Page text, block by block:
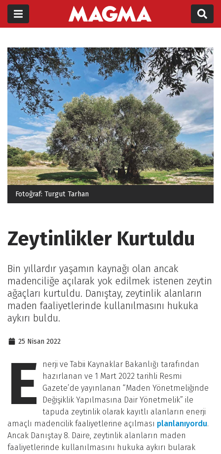
Fotoğraf: Turgut Tarhan
Zeytinlikler Kurtuldu
Bin yıllardır yaşamın kaynağı olan ancak
madenciliğe açılarak yok edilmek istenen zeytin
ağaçları kurtuldu. Danıştay, zeytinlik alanların
maden faaliyetlerinde kullanılmasını hukuka
aykırı buldu.
25 Nisan 2022
E
nerji ve Tabii Kaynaklar Bakanlığı tarafından
hazırlanan ve 1 Mart 2022 tarihli Resmi
Gazete’de yayınlanan “Maden Yönetmeliğinde
Değişiklik Yapılmasına Dair Yönetmelik” ile
tapuda zeytinlik olarak kayıtlı alanların enerji
amaçlı madencilik faaliyetlerine açılması planlanıyordu.
Ancak Danıştay 8. Daire, zeytinlik alanların maden
faaliyetlerinde kullanılmasını hukuka aykırı bularak